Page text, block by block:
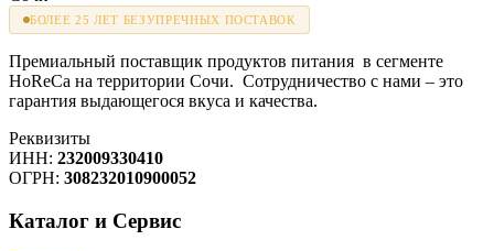
БОЛЕЕ 25 ЛЕТ БЕЗУПРЕЧНЫХ ПОСТАВОК
Премиальный поставщик продуктов питания в сегменте
HoReCa на территории Сочи. Сотрудничество с нами – это
гарантия выдающегося вкуса и качества.
Реквизиты
ИНН: 232009330410
ОГРН: 308232010900052
Каталог и Сервис